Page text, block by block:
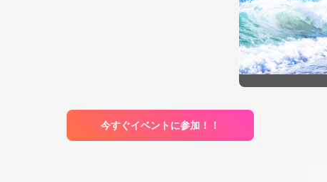
今すぐイベントに参加！！